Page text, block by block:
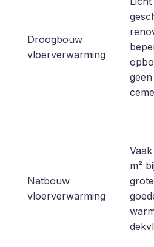
Droogbouw
vloerverwarming
Natbouw
vloerverwarming
m²